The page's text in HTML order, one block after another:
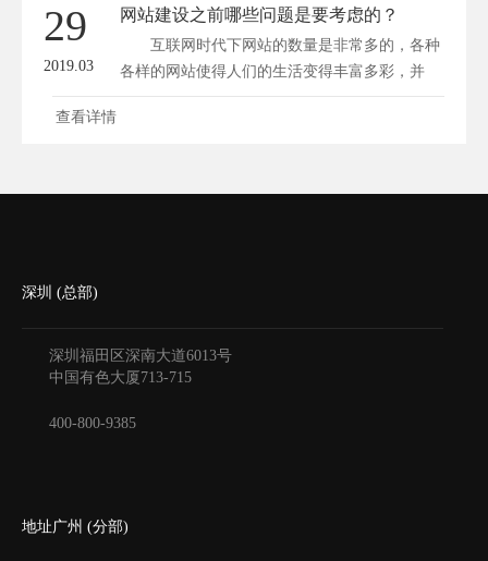
29
2019.03
网站建设之前哪些问题是要考虑的？
互联网时代下网站的数量是非常多的，各种
各样的网站使得人们的生活变得丰富多彩，并
且...
查看详情
深圳 (总部)
深圳福田区深南大道6013号
中国有色大厦 713-715
400-800-9385
地址广州 (分部)